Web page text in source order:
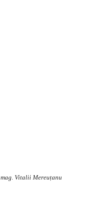
mag. Vitalii Mereuțanu